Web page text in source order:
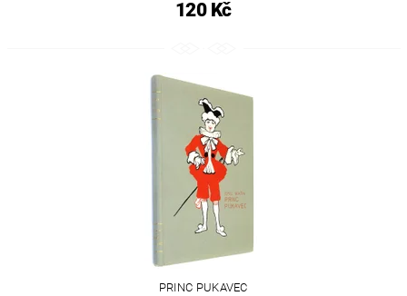
120 Kč
PRINC PUKAVEC